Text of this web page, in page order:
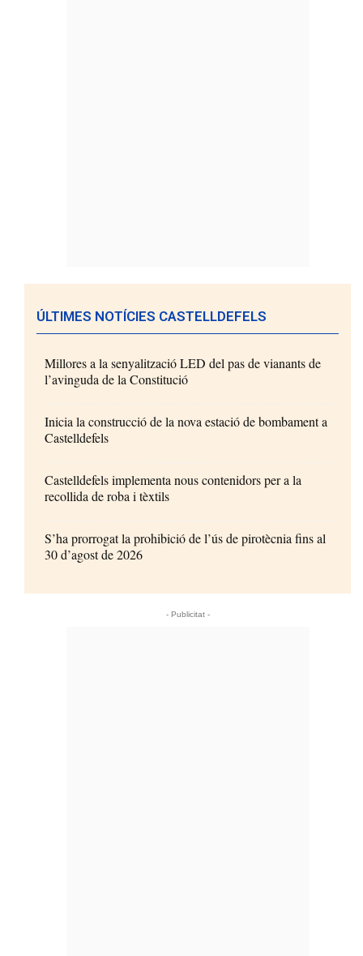
ÚLTIMES NOTÍCIES CASTELLDEFELS
Millores a la senyalització LED del pas de vianants de
l’avinguda de la Constitució
Inicia la construcció de la nova estació de bombament a
Castelldefels
Castelldefels implementa nous contenidors per a la
recollida de roba i tèxtils
S’ha prorrogat la prohibició de l’ús de pirotècnia fins al
30 d’agost de 2026
- Publicitat -